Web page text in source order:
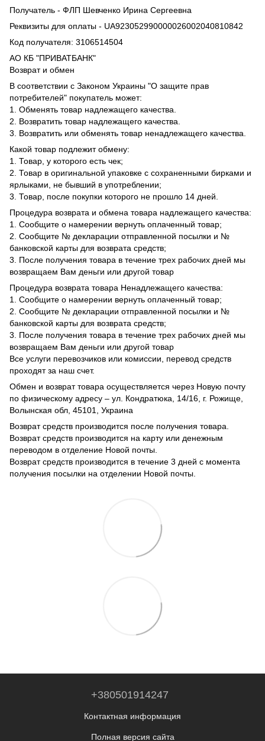
Получатель - ФЛП Шевченко Ирина Сергеевна
Реквизиты для оплаты - UA923052990000026002040810842
Код получателя: 3106514504
АО КБ "ПРИВАТБАНК"
Возврат и обмен
В соответствии с Законом Украины "О защите прав
потребителей" покупатель может:
1. Обменять товар надлежащего качества.
2. Возвратить товар надлежащего качества.
3. Возвратить или обменять товар ненадлежащего качества.
Какой товар подлежит обмену:
1. Товар, у которого есть чек;
2. Товар в оригинальной упаковке с сохраненными бирками и
ярлыками, не бывший в употреблении;
3. Товар, после покупки которого не прошло 14 дней.
Процедура возврата и обмена товара надлежащего качества:
1. Сообщите о намерении вернуть оплаченный товар;
2. Сообщите № декларации отправленной посылки и №
банковской карты для возврата средств;
3. После получения товара в течение трех рабочих дней мы
возвращаем Вам деньги или другой товар
Процедура возврата товара Ненадлежащего качества:
1. Сообщите о намерении вернуть оплаченный товар;
2. Сообщите № декларации отправленной посылки и №
банковской карты для возврата средств;
3. После получения товара в течение трех рабочих дней мы
возвращаем Вам деньги или другой товар
Все услуги перевозчиков или комиссии, перевод средств
проходят за наш счет.
Обмен и возврат товара осуществляется через Новую почту
по физическому адресу – ул. Кондратюка, 14/16, г. Рожище,
Волынская обл, 45101, Украина
Возврат средств производится после получения товара.
Возврат средств производится на карту или денежным
переводом в отделение Новой почты.
Возврат средств производится в течение 3 дней с момента
получения посылки на отделении Новой почты.
+380501914247
Контактная информация
Полная версия сайта